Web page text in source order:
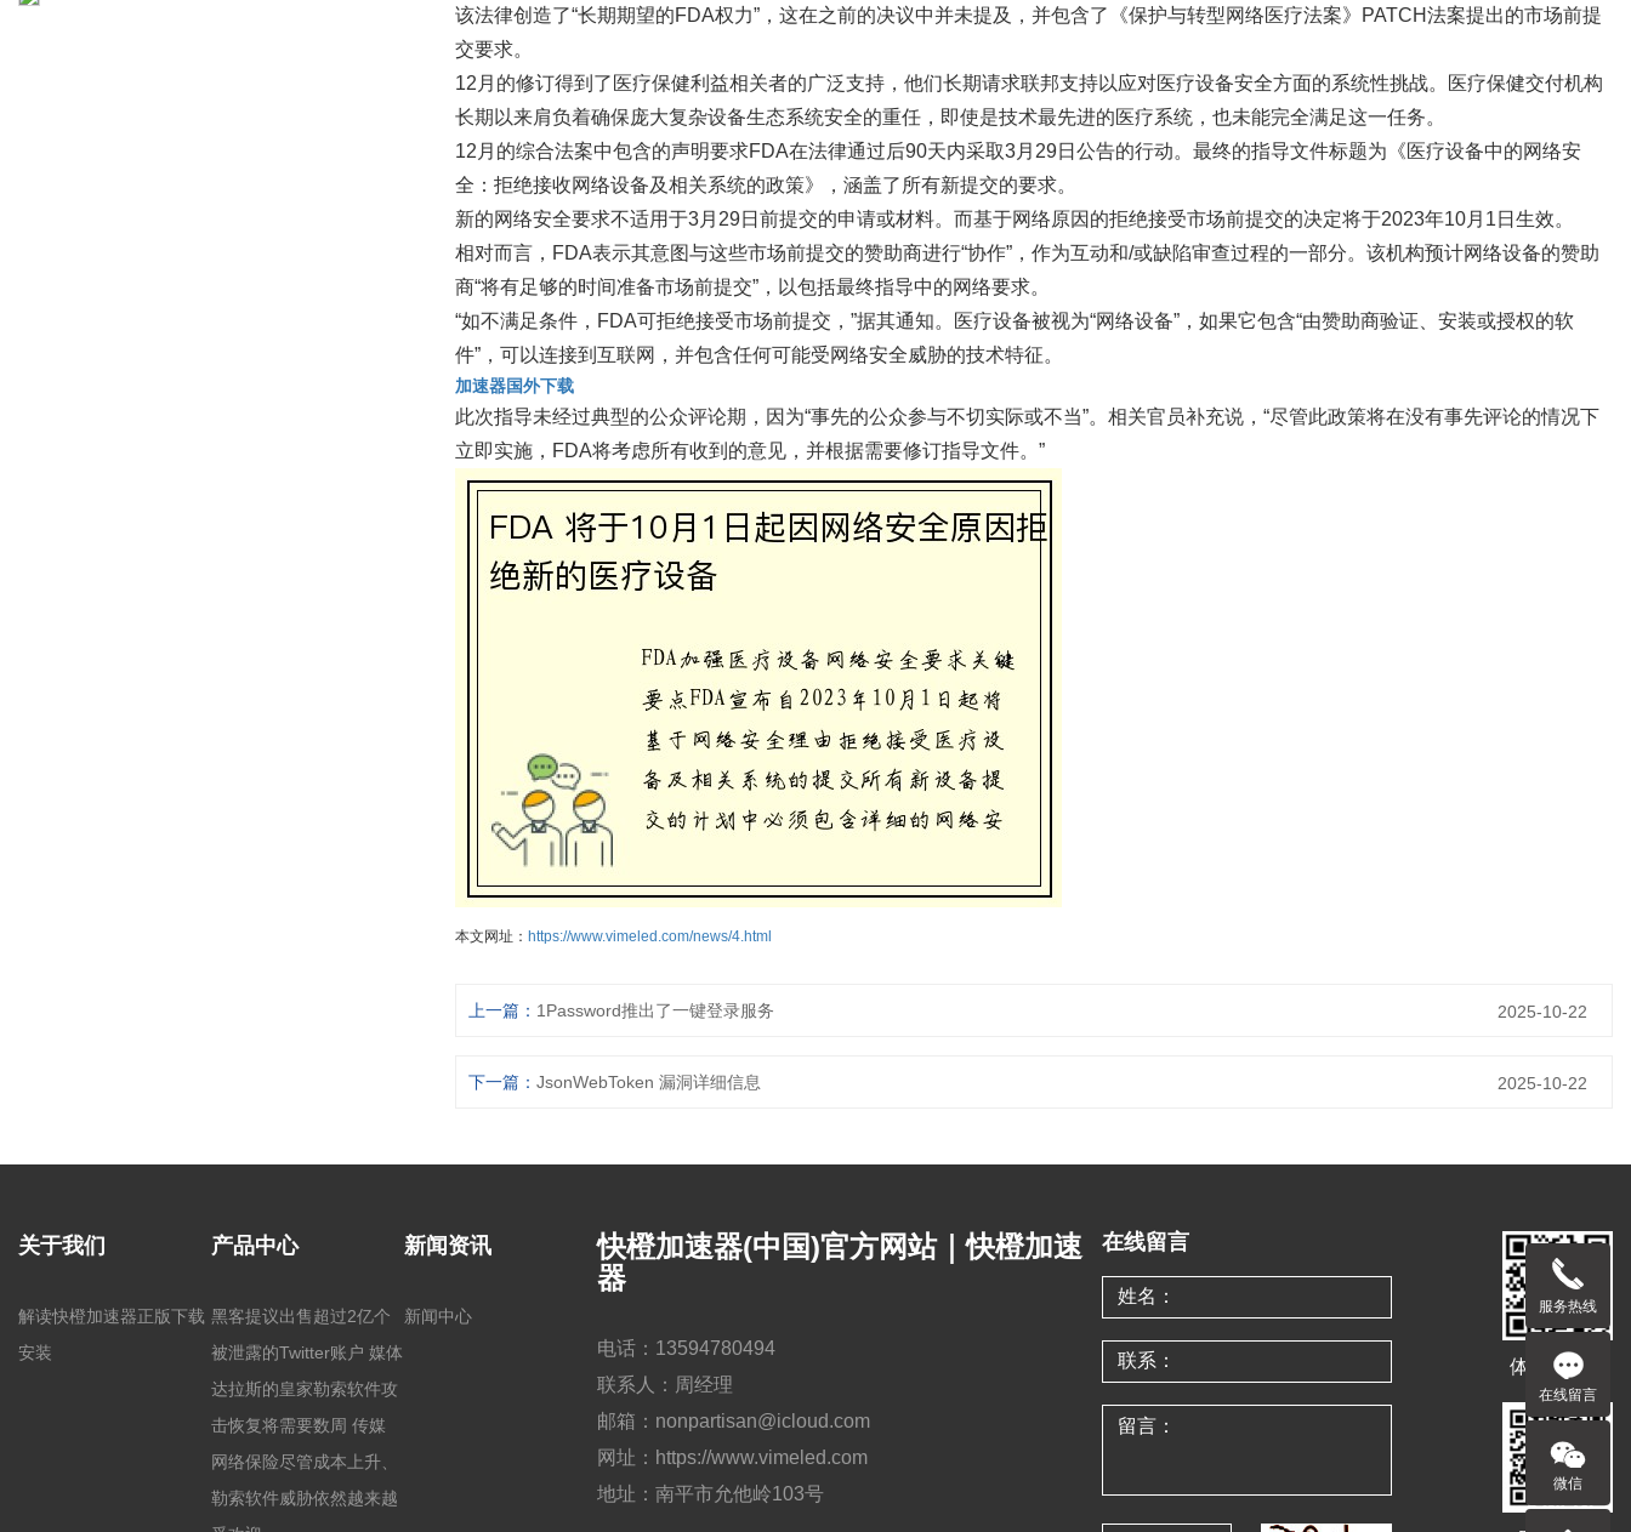
该法律创造了“长期期望的FDA权力”，这在之前的决议中并未提及，并包含了《保护与转型网络医疗法案》PATCH法案提出的市场前提
交要求。
12月的修订得到了医疗保健利益相关者的广泛支持，他们长期请求联邦支持以应对医疗设备安全方面的系统性挑战。医疗保健交付机构
长期以来肩负着确保庞大复杂设备生态系统安全的重任，即使是技术最先进的医疗系统，也未能完全满足这一任务。
12月的综合法案中包含的声明要求FDA在法律通过后90天内采取3月29日公告的行动。最终的指导文件标题为《医疗设备中的网络安
全：拒绝接收网络设备及相关系统的政策》，涵盖了所有新提交的要求。
新的网络安全要求不适用于3月29日前提交的申请或材料。而基于网络原因的拒绝接受市场前提交的决定将于2023年10月1日生效。
相对而言，FDA表示其意图与这些市场前提交的赞助商进行“协作”，作为互动和/或缺陷审查过程的一部分。该机构预计网络设备的赞助
商“将有足够的时间准备市场前提交”，以包括最终指导中的网络要求。
“如不满足条件，FDA可拒绝接受市场前提交，”据其通知。医疗设备被视为“网络设备”，如果它包含“由赞助商验证、安装或授权的软
件”，可以连接到互联网，并包含任何可能受网络安全威胁的技术特征。
加速器国外下载
此次指导未经过典型的公众评论期，因为“事先的公众参与不切实际或不当”。相关官员补充说，“尽管此政策将在没有事先评论的情况下
立即实施，FDA将考虑所有收到的意见，并根据需要修订指导文件。”
本文网址： https://www.vimeled.com/news/4.html
上一篇： 1Password推出了一键登录服务 2025-10-22
下一篇： JsonWebToken 漏洞详细信息 2025-10-22
关于我们
解读快橙加速器正版下载
安装
产品中心
黑客提议出售超过2亿个
被泄露的Twitter账户 媒体
达拉斯的皇家勒索软件攻
击恢复将需要数周 传媒
网络保险尽管成本上升、
勒索软件威胁依然越来越
新闻资讯
新闻中心
快橙加速器(中国)官方网站｜快橙加速
器
电话：13594780494
联系人：周经理
邮箱：nonpartisan@icloud.com
网址：https://www.vimeled.com
地址：南平市允他岭103号
在线留言
体验移动端
服务热线
在线留言
微信